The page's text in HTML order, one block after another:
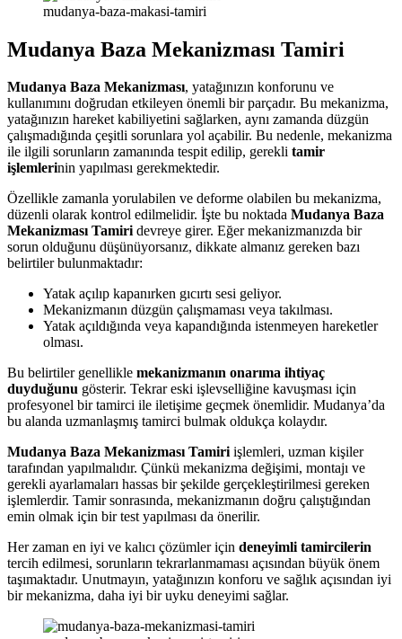
mudanya-baza-makasi-tamiri
Mudanya Baza Mekanizması Tamiri
Mudanya Baza Mekanizması, yatağınızın konforunu ve
kullanımını doğrudan etkileyen önemli bir parçadır. Bu mekanizma,
yatağınızın hareket kabiliyetini sağlarken, aynı zamanda düzgün
çalışmadığında çeşitli sorunlara yol açabilir. Bu nedenle, mekanizma
ile ilgili sorunların zamanında tespit edilip, gerekli tamir
işlemlerinin yapılması gerekmektedir.
Özellikle zamanla yorulabilen ve deforme olabilen bu mekanizma,
düzenli olarak kontrol edilmelidir. İşte bu noktada Mudanya Baza
Mekanizması Tamiridevreye girer. Eğer mekanizmanızda bir
sorun olduğunu düşünüyorsanız, dikkate almanız gereken bazı
belirtiler bulunmaktadır:
Yatak açılıp kapanırken gıcırtı sesi geliyor.
Mekanizmanın düzgün çalışmaması veya takılması.
Yatak açıldığında veya kapandığında istenmeyen hareketler
olması.
Bu belirtiler genellikle mekanizmanın onarıma ihtiyaç
duyduğunu gösterir. Tekrar eski işlevselliğine kavuşması için
profesyonel bir tamirci ile iletişime geçmek önemlidir. Mudanya’da
bu alanda uzmanlaşmış tamirci bulmak oldukça kolaydır.
Mudanya Baza Mekanizması Tamiriişlemleri, uzman kişiler
tarafından yapılmalıdır. Çünkü mekanizma değişimi, montajı ve
gerekli ayarlamaları hassas bir şekilde gerçekleştirilmesi gereken
işlemlerdir. Tamir sonrasında, mekanizmanın doğru çalıştığından
emin olmak için bir test yapılması da önerilir.
Her zaman en iyi ve kalıcı çözümler için deneyimli tamircilerin
tercih edilmesi, sorunların tekrarlanmaması açısından büyük önem
taşımaktadır. Unutmayın, yatağınızın konforu ve sağlık açısından iyi
bir mekanizma, daha iyi bir uyku deneyimi sağlar.